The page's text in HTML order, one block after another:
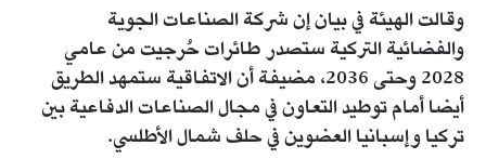
وقالت الهيئة في بيان إن شركة الصناعات الجوية
والفضائية التركية ستصدر طائرات حُرجيت من عامي
2028 وحتى 2036، مضيفة أن الاتفاقية ستمهد الطريق
أيضا أمام توطيد التعاون في مجال الصناعات الدفاعية بين
تركيا وإسبانيا العضوين في حلف شمال الأطلسي.